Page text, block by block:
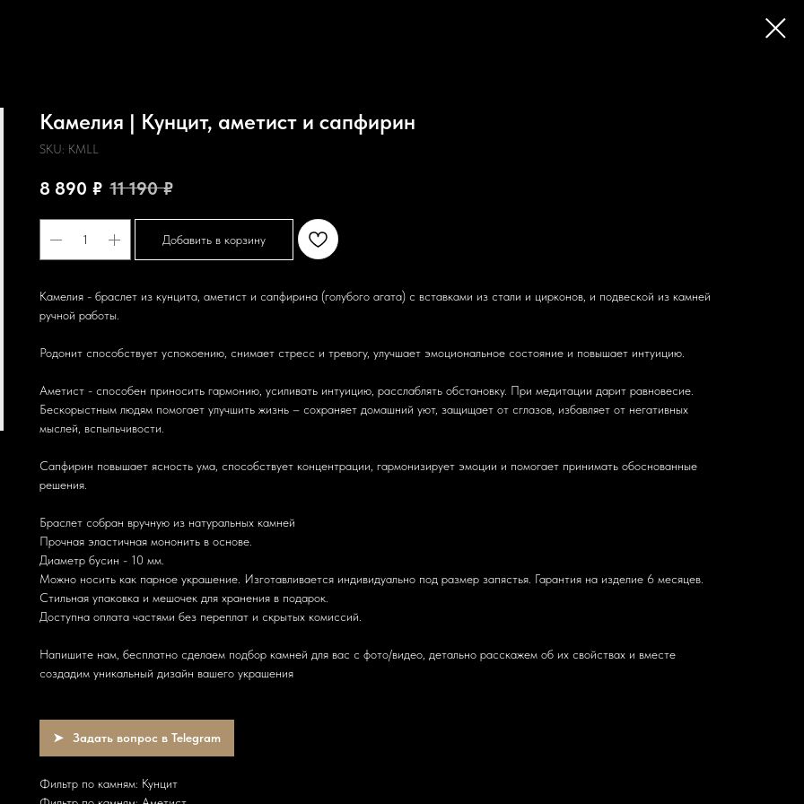
Камелия | Кунцит, аметист и сапфирин
SKU: KMLL
8 890 ₽ 11 190 ₽
Добавить в корзину
Камелия - браслет из кунцита, аметист и сапфирина (голубого агата) с вставками из стали и цирконов, и подвеской из камней
ручной работы.
Родонит способствует успокоению, снимает стресс и тревогу, улучшает эмоциональное состояние и повышает интуицию.
Аметист - способен приносить гармонию, усиливать интуицию, расслаблять обстановку. При медитации дарит равновесие.
Бескорыстным людям помогает улучшить жизнь – сохраняет домашний уют, защищает от сглазов, избавляет от негативных
мыслей, вспыльчивости.
Сапфирин повышает ясность ума, способствует концентрации, гармонизирует эмоции и помогает принимать обоснованные
решения.
Браслет собран вручную из натуральных камней
Прочная эластичная мононить в основе.
Диаметр бусин - 10 мм.
Можно носить как парное украшение. Изготавливается индивидуально под размер запястья. Гарантия на изделие 6 месяцев.
Стильная упаковка и мешочек для хранения в подарок.
Доступна оплата частями без переплат и скрытых комиссий.
Напишите нам, бесплатно сделаем подбор камней для вас с фото/видео, детально расскажем об их свойствах и вместе
создадим уникальный дизайн вашего украшения
Задать вопрос в Telegram
Фильтр по камням: Кунцит